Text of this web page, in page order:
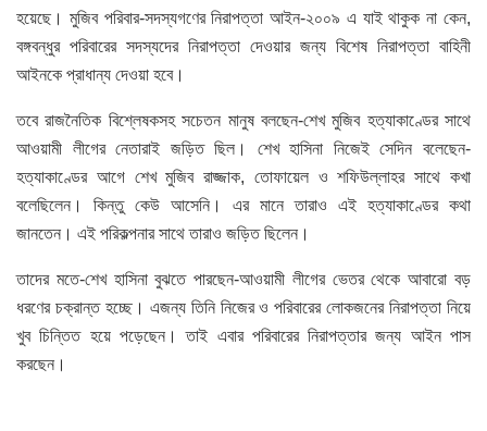
হয়েছে। মুজিব পরিবার-সদস্যগণের নিরাপত্তা আইন-২০০৯ এ যাই থাকুক না কেন,
বঙ্গবন্ধুর পরিবারের সদস্যদের নিরাপত্তা দেওয়ার জন্য বিশেষ নিরাপত্তা বাহিনী
আইনকে প্রাধান্য দেওয়া হবে।
তবে রাজনৈতিক বিশ্লেষকসহ সচেতন মানুষ বলছেন-শেখ মুজিব হত্যাকাণ্ডের সাথে
আওয়ামী লীগের নেতারাই জড়িত ছিল। শেখ হাসিনা নিজেই সেদিন বলেছেন-
হত্যাকাণ্ডের আগে শেখ মুজিব রাজ্জাক, তোফায়েল ও শফিউল্লাহর সাথে কখা
বলেছিলেন। কিন্তু কেউ আসেনি। এর মানে তারাও এই হত্যাকাণ্ডের কথা
জানতেন। এই পরিকল্পনার সাথে তারাও জড়িত ছিলেন।
তাদের মতে-শেখ হাসিনা বুঝতে পারছেন-আওয়ামী লীগের ভেতর থেকে আবারো বড়
ধরণের চক্রান্ত হচ্ছে। এজন্য তিনি নিজের ও পরিবারের লোকজনের নিরাপত্তা নিয়ে
খুব চিন্তিত হয়ে পড়েছেন। তাই এবার পরিবারের নিরাপত্তার জন্য আইন পাস
করছেন।